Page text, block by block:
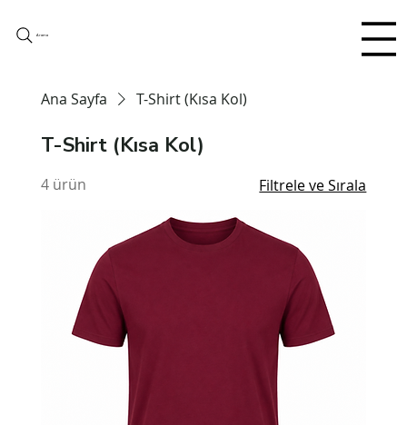
Arama
Ana Sayfa T-Shirt (Kısa Kol)
T-Shirt (Kısa Kol)
4 ürün Filtrele ve Sırala